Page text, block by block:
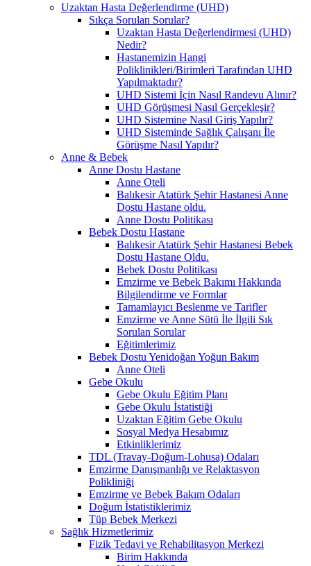
Uzaktan Hasta Değerlendirme (UHD)
Sıkça Sorulan Sorular?
Uzaktan Hasta Değerlendirmesi (UHD)
Nedir?
Hastanemizin Hangi
Poliklinikleri/Birimleri Tarafından UHD
Yapılmaktadır?
UHD Sistemi İçin Nasıl Randevu Alınır?
UHD Görüşmesi Nasıl Gerçekleşir?
UHD Sistemine Nasıl Giriş Yapılır?
UHD Sisteminde Sağlık Çalışanı İle
Görüşme Nasıl Yapılır?
Anne & Bebek
Anne Dostu Hastane
Anne Oteli
Balıkesir Atatürk Şehir Hastanesi Anne
Dostu Hastane oldu.
Anne Dostu Politikası
Bebek Dostu Hastane
Balıkesir Atatürk Şehir Hastanesi Bebek
Dostu Hastane Oldu.
Bebek Dostu Politikası
Emzirme ve Bebek Bakımı Hakkında
Bilgilendirme ve Formlar
Tamamlayıcı Beslenme ve Tarifler
Emzirme ve Anne Sütü İle İlgili Sık
Sorulan Sorular
Eğitimlerimiz
Bebek Dostu Yenidoğan Yoğun Bakım
Anne Oteli
Gebe Okulu
Gebe Okulu Eğitim Planı
Gebe Okulu İstatistiği
Uzaktan Eğitim Gebe Okulu
Sosyal Medya Hesabımız
Etkinliklerimiz
TDL (Travay-Doğum-Lohusa) Odaları
Emzirme Danışmanlığı ve Relaktasyon
Polikliniği
Emzirme ve Bebek Bakım Odaları
Doğum İstatistiklerimiz
Tüp Bebek Merkezi
Sağlık Hizmetlerimiz
Fizik Tedavi ve Rehabilitasyon Merkezi
Birim Hakkında